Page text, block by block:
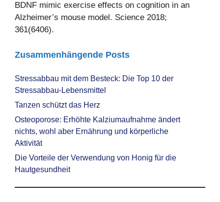
BDNF mimic exercise effects on cognition in an
Alzheimer’s mouse model. Science 2018;
361(6406).
Zusammenhängende Posts
Stressabbau mit dem Besteck: Die Top 10 der
Stressabbau-Lebensmittel
Tanzen schützt das Herz
Osteoporose: Erhöhte Kalziumaufnahme ändert
nichts, wohl aber Ernährung und körperliche
Aktivität
Die Vorteile der Verwendung von Honig für die
Hautgesundheit